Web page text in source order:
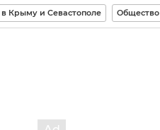
Крыму и Севастополе Общество